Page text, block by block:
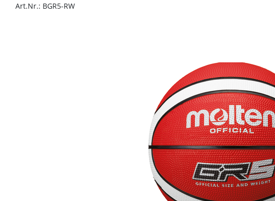
Art.Nr.: BGR5-RW